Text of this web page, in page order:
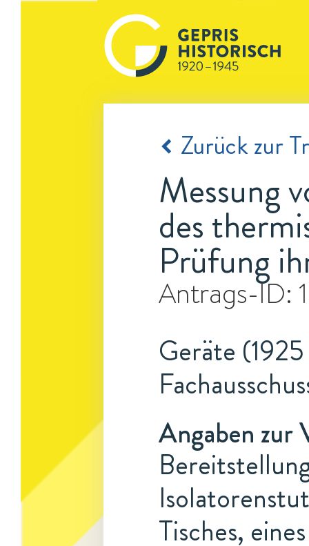
Zurück zur
Messung
des
Prüfung
Antrags-ID:
Geräte
Angaben zur
Tisches,